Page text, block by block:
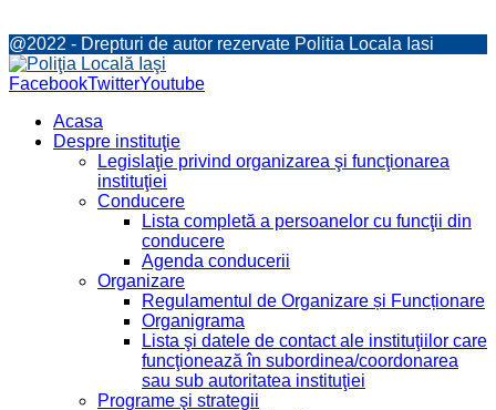
@2022 - Drepturi de autor rezervate Politia Locala Iasi
FacebookTwitterYoutube
Acasa
Despre instituţie
Legislaţie privind organizarea şi funcţionarea
instituţiei
Conducere
Lista completă a persoanelor cu funcţii din
conducere
Agenda conducerii
Organizare
Regulamentul de Organizare și Funcționare
Organigrama
Lista şi datele de contact ale instituţiilor care
funcţionează în subordinea/coordonarea
sau sub autoritatea instituţiei
Programe şi strategii